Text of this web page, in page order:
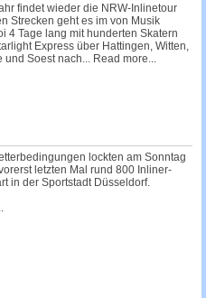
findet wieder die NRW-Inlinetour
Strecken geht es im von Musik
4 Tage lang mit hunderten Skatern
Express über Hattingen, Witten,
Soest nach... Read more...
lockten am Sonntag
letzten Mal rund 800 Inliner-
in der Sportstadt Düsseldorf.